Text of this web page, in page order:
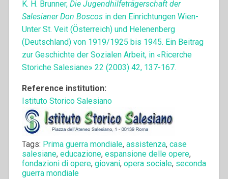
K. H. Brunner, Die Jugendhilfeträgerschaft der
Salesianer Don Boscosin den Einrichtungen Wien-
Unter St. Veit (Österreich) und Helenenberg
(Deutschland) von 1919/1925 bis 1945. Ein Beitrag
zur Geschichte der Sozialen Arbeit, in «Ricerche
Storiche Salesiane» 22 (2003) 42, 137-167.
Reference institution:
Istituto Storico Salesiano
Tags: Prima guerra mondiale, assistenza, case
salesiane, educazione, espansione delle opere,
fondazioni di opere, giovani, opera sociale, seconda
guerra mondiale